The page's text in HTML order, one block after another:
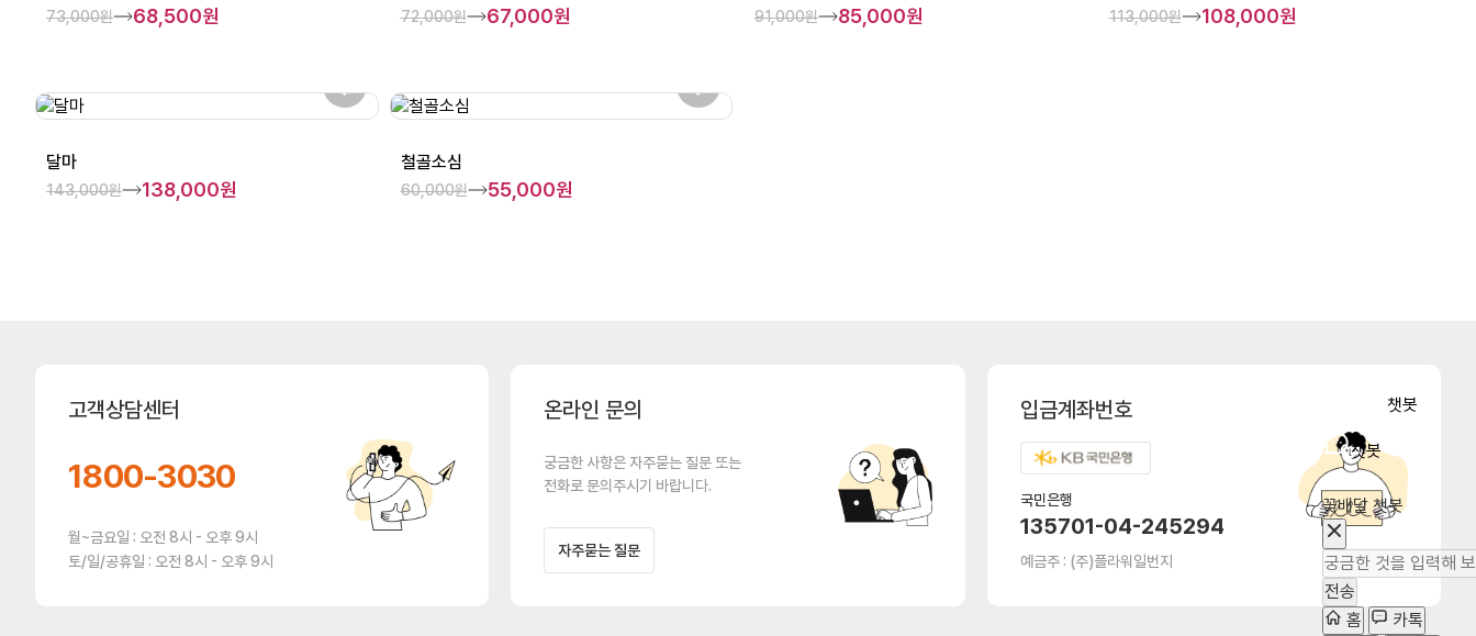
73,000원 68,500원 72,000원 67,000원 91,000원 85,000원 113,000원 108,000원
달마
143,000원 138,000원
철골소심
60,000원 55,000원
고객상담센터
1800-3030
월~금요일 : 오전 8시 - 오후 9시
토/일/공휴일 : 오전 8시 - 오후 9시
온라인 문의
궁금한 사항은 자주묻는 질문 또는
전화로 문의주시기 바랍니다.
자주묻는 질문
입금계좌번호
국민은행
135701-04-245294
예금주 : (주)플라워일번지
챗봇
챗봇
꽃배달 챗봇
전송
홈
카톡